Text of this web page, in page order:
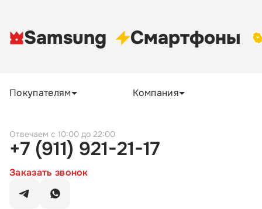
Samsung Cмартфоны
Покупателям Компания
c 10:00 до 22:00
+7 (911) 921-21-17
Заказать звонок